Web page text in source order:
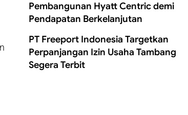
Pembangunan Hyatt Centric demi
Pendapatan Berkelanjutan
PT Freeport Indonesia Targetkan
Perpanjangan Izin Usaha Tambang
Segera Terbit